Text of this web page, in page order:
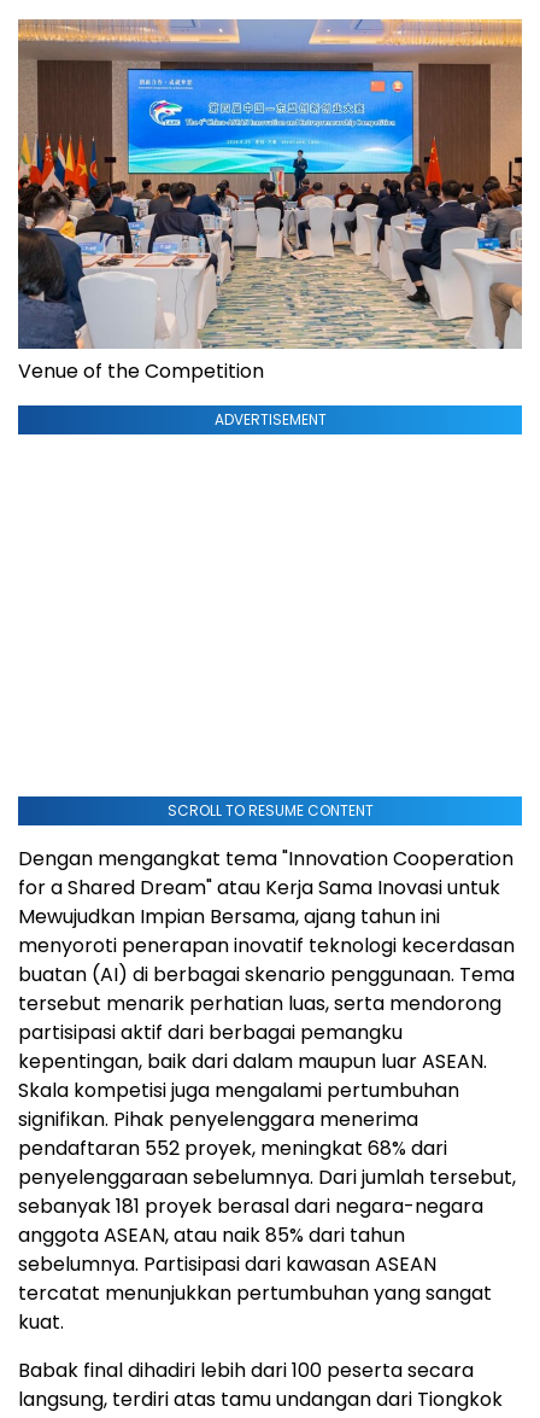
Venue of the Competition
ADVERTISEMENT
SCROLL TO RESUME CONTENT
Dengan mengangkat tema "Innovation Cooperation
for a Shared Dream" atau Kerja Sama Inovasi untuk
Mewujudkan Impian Bersama, ajang tahun ini
menyoroti penerapan inovatif teknologi kecerdasan
buatan (AI) di berbagai skenario penggunaan. Tema
tersebut menarik perhatian luas, serta mendorong
partisipasi aktif dari berbagai pemangku
kepentingan, baik dari dalam maupun luar ASEAN.
Skala kompetisi juga mengalami pertumbuhan
signifikan. Pihak penyelenggara menerima
pendaftaran 552 proyek, meningkat 68% dari
penyelenggaraan sebelumnya. Dari jumlah tersebut,
sebanyak 181 proyek berasal dari negara-negara
anggota ASEAN, atau naik 85% dari tahun
sebelumnya. Partisipasi dari kawasan ASEAN
tercatat menunjukkan pertumbuhan yang sangat
kuat.
Babak final dihadiri lebih dari 100 peserta secara
langsung, terdiri atas tamu undangan dari Tiongkok